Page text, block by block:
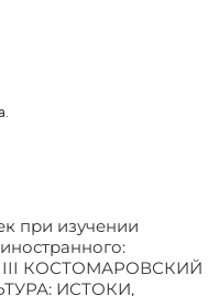
при изучении
III КОСТОМАРОВСКИЙ
ИСТОКИ,